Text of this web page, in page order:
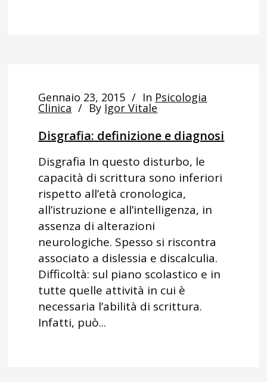
Gennaio 23, 2015 In Psicologia
Clinica By Igor Vitale
Disgrafia: definizione e diagnosi
Disgrafia In questo disturbo, le
capacità di scrittura sono inferiori
rispetto all’età cronologica,
all’istruzione e all’intelligenza, in
assenza di alterazioni
neurologiche. Spesso si riscontra
associato a dislessia e discalculia.
Difficoltà: sul piano scolastico e in
tutte quelle attività in cui è
necessaria l’abilità di scrittura.
Infatti, può...